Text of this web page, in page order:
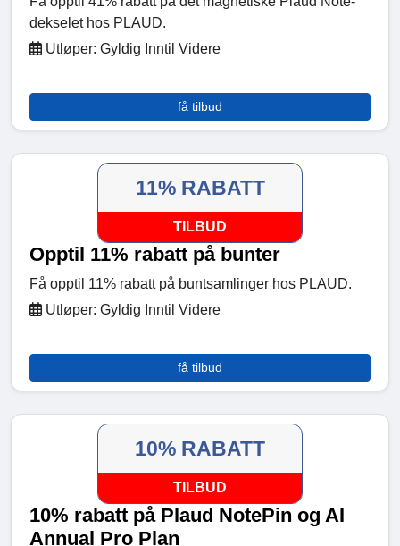
dekselet hos PLAUD.
Utløper: Gyldig Inntil Videre
få tilbud
11% RABATT
TILBUD
Opptil 11% rabatt på bunter
Få opptil 11% rabatt på buntsamlinger hos PLAUD.
Utløper: Gyldig Inntil Videre
få tilbud
10% RABATT
TILBUD
10% rabatt på Plaud NotePin og AI
Annual Pro Plan